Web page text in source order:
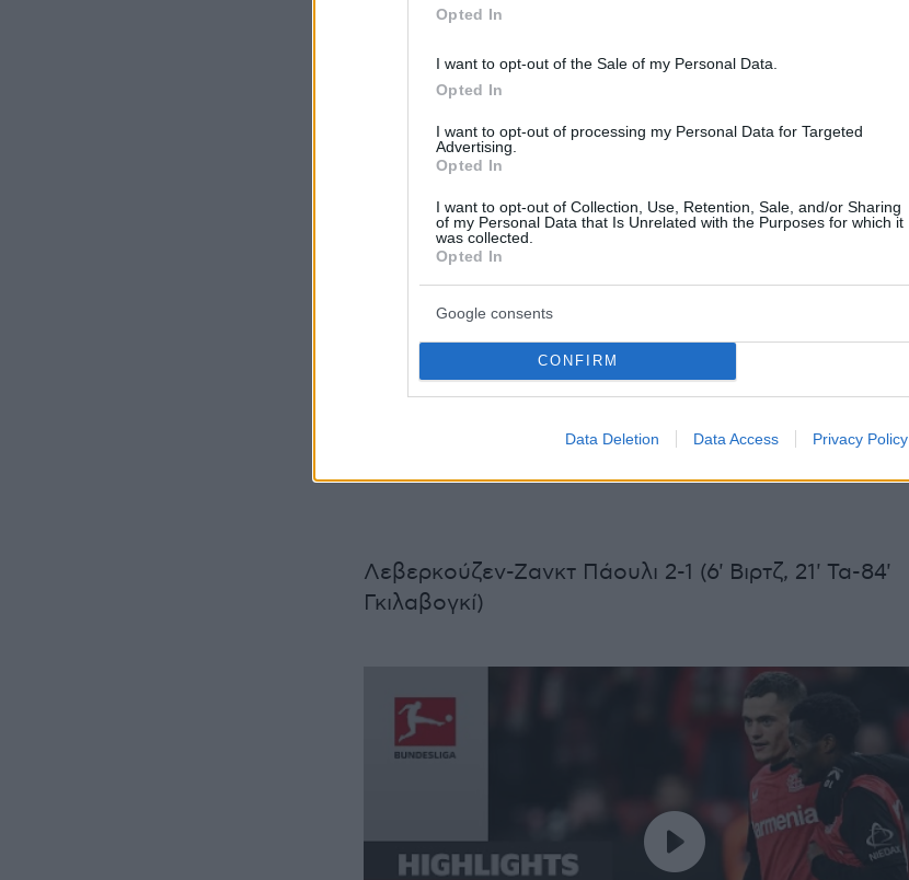
Opted In
I want to opt-out of the Sale of my Personal Data.
Opted In
I want to opt-out of processing my Personal Data for Targeted
Advertising.
Opted In
I want to opt-out of Collection, Use, Retention, Sale, and/or Sharing
of my Personal Data that Is Unrelated with the Purposes for which it
was collected.
Opted In
Google consents
CONFIRM
Data Deletion Data Access Privacy Policy
Λεβερκούζεν-Ζανκτ Πάουλι 2-1 (6' Βιρτζ, 21' Τα-84'
Γκιλαβογκί)